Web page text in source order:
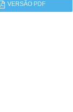
VERSÃO PDF